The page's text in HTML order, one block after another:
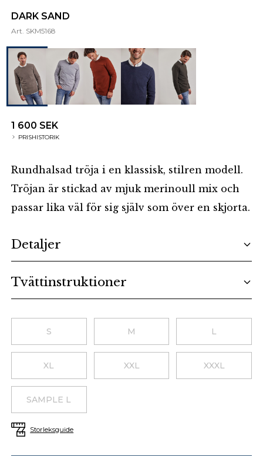
DARK SAND
Art. SKM5168
1 600 SEK
PRISHISTORIK
Rundhalsad tröja i en klassisk, stilren modell.
Tröjan är stickad av mjuk merinoull mix och
passar lika väl för sig själv som över en skjorta.
Detaljer
Tvättinstruktioner
S M L
XL XXL XXXL
SAMPLE L
Storleksguide